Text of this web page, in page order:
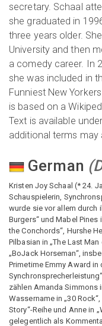
secretary. Schaal
she graduated in
three years older.
University and then
a comedy career. In
she was included in
Funniest New
is based on a
Text is available
additional terms may
German (
Kristen Joy Schaal (* 24.
Schauspielerin,
wurde sie vor allem durch
Burgers“ und Mabel Pines
the Conchords“, Hurshe
Pilbasian in „The Last
„BoJack Horseman“,
Primetime Emmy Award in
zählen Amanda Simmons
Wassername in „30
Story“-Reihe und Anne in
gelegentlich als